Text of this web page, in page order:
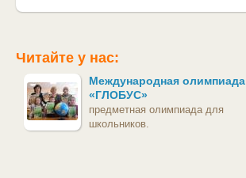
Читайте у нас:
Международная олимпиада
«ГЛОБУС»
предметная олимпиада для
школьников.